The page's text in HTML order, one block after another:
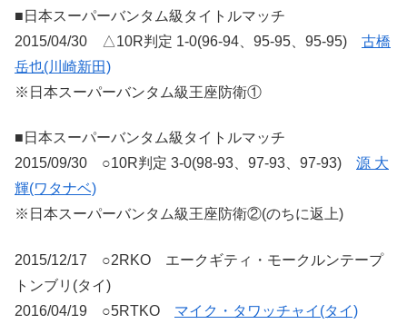
■日本スーパーバンタム級タイトルマッチ
2015/04/30 △10R判定 1-0(96-94、95-95、95-95) 古橋
岳也(川崎新田)
※日本スーパーバンタム級王座防衛①
■日本スーパーバンタム級タイトルマッチ
2015/09/30 ○10R判定 3-0(98-93、97-93、97-93) 源 大
輝(ワタナベ)
※日本スーパーバンタム級王座防衛②(のちに返上)
2015/12/17 ○2RKO エークギティ・モークルンテープ
トンブリ(タイ)
2016/04/19 ○5RTKO マイク・タワッチャイ(タイ)